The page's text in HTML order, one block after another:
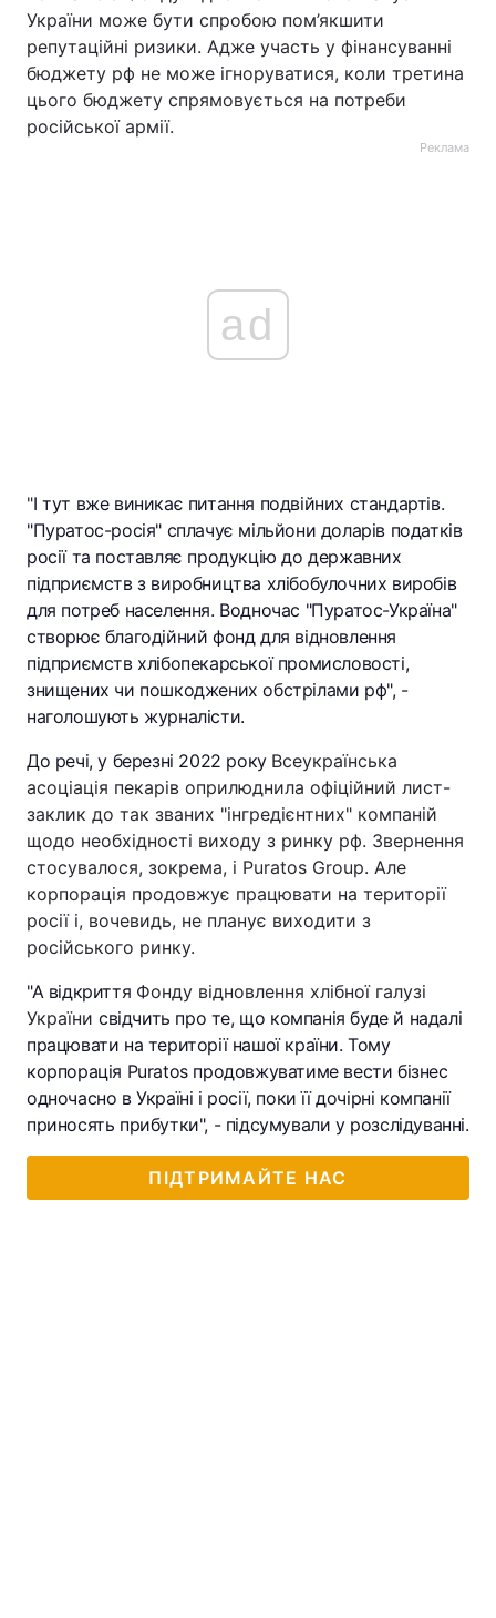
України може бути спробою пом’якшити
репутаційні ризики. Адже участь у фінансуванні
бюджету рф не може ігноруватися, коли третина
цього бюджету спрямовується на потреби
російської армії.
Реклама
ad
"І тут вже виникає питання подвійних стандартів.
"Пуратос-росія" сплачує мільйони доларів податків
росії та поставляє продукцію до державних
підприємств з виробництва хлібобулочних виробів
для потреб населення. Водночас "Пуратос-Україна"
створює благодійний фонд для відновлення
підприємств хлібопекарської промисловості,
знищених чи пошкоджених обстрілами рф", -
наголошують журналісти.
До речі, у березні 2022 року Всеукраїнська
асоціація пекарів оприлюднила офіційний лист-
заклик до так званих "інгредієнтних" компаній
щодо необхідності виходу з ринку рф. Звернення
стосувалося, зокрема, і Puratos Group. Але
корпорація продовжує працювати на території
росії і, вочевидь, не планує виходити з
російського ринку.
"А відкриття Фонду відновлення хлібної галузі
України свідчить про те, що компанія буде й надалі
працювати на території нашої країни. Тому
корпорація Puratos продовжуватиме вести бізнес
одночасно в Україні і росії, поки її дочірні компанії
приносять прибутки", - підсумували у розслідуванні.
ПІДТРИМАЙТЕ НАС